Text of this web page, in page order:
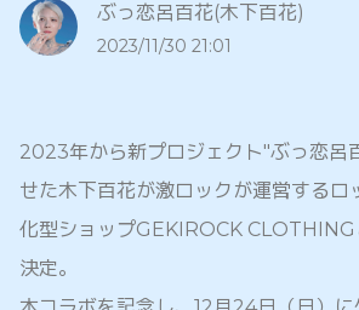
ぶっ恋呂百花(木下百花)
2023/11/30 21:01
2023年から新プロジェクト"ぶっ恋呂
せた木下百花が激ロックが運営するロ
化型ショップGEKIROCK
決定。